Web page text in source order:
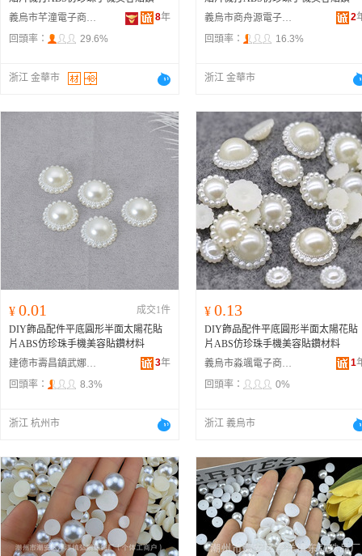
義烏市芊潼電子商務商行
8年
回頭率：
29.6%
浙江 金華市
義烏市商舟源電子商務有限公司
2
回頭率：
16.3%
浙江 金華市
¥ 0.01
成交1件
DIY飾品配件平底圓形半面太陽花貼
片ABS仿珍珠手機美容貼鑽材料
建德市壽昌鎮武娜家居商行
3年
回頭率：
8.3%
浙江 杭州市
¥ 0.13
DIY飾品配件平底圓形半面太陽花貼
片ABS仿珍珠手機美容貼鑽材料
義烏市淼颯電子商務商行
1
回頭率：
0%
浙江 義烏市